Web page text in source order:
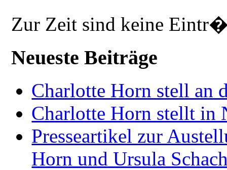
Zur Zeit sind keine
Neueste Beiträge
Charlotte Horn stell an
Charlotte Horn stellt in
Presseartikel zur
Horn und Ursula